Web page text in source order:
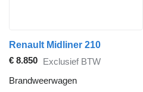
Renault Midliner 210
€ 8.850 Exclusief BTW
Brandweerwagen